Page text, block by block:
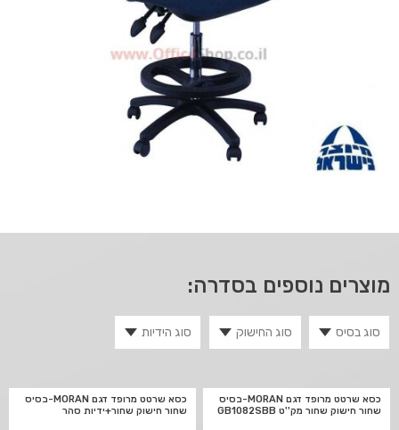
מוצרים נוספים בסדרה:
כסא שרטט מרופד דגם MORAN-בסיס
שחור חישוק שחור מק''ט GB1082SBB
כסא שרטט מרופד דגם MORAN-בסיס
שחור חישוק שחור+ידיות סהר